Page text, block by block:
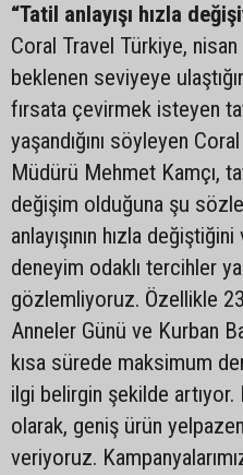
“Tatil anlayışı hızla
Coral Travel Türkiye, nisan
beklenen seviyeye
fırsata çevirmek isteyen
yaşandığını söyleyen
Müdürü Mehmet Kamçı,
değişim olduğuna şu
anlayışının hızla
deneyim odaklı tercihler
gözlemliyoruz. Özellikle
Anneler Günü ve Kurban
kısa sürede maksimum
ilgi belirgin şekilde
olarak, geniş ürün
veriyoruz.